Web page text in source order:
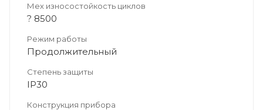
Мех износостойкость циклов
? 8500
Режим работы
Продолжительный
Степень защиты
IP30
Конструкция прибора